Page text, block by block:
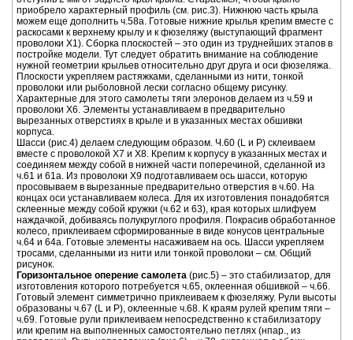
приобрело характерный профиль (см. рис.3). Нижнюю часть крыла
можем еще дополнить ч.58а. Готовые нижние крылья крепим вместе с
раскосами к верхнему крылу и к фюзеляжу (выступающий фрагмент
проволоки Х1). Сборка плоскостей – это один из труднейших этапов в
постройке модели. Тут следует обратить внимание на соблюдение
нужной геометрии крыльев относительно друг друга и оси фюзеляжа.
Плоскости укрепляем растяжками, сделанными из нити, тонкой
проволоки или рыболовной лески согласно общему рисунку.
Характерные для этого самолеты тяги элеронов делаем из ч.59 и
проволоки Х6. Элементы устанавливаем в предварительно
вырезанных отверстиях в крыле и в указанных местах обшивки
корпуса.
Шасси (рис.4) делаем следующим образом. Ч.60 (L и P) склеиваем
вместе с проволокой Х7 и Х8. Крепим к корпусу в указанных местах и
соединяем между собой в нижней части поперечиной, сделанной из
ч.61 и 61а. Из проволоки Х9 подготавливаем ось шасси, которую
просовываем в вырезанные предварительно отверстия в ч.60. На
концах оси устанавливаем колеса. Для их изготовления понадобятся
склеенные между собой кружки (ч.62 и 63), края которых шлифуем
наждачкой, добиваясь полукруглого профиля. Покрасив обработанное
колесо, приклеиваем сформированные в виде конусов центральные
ч.64 и 64а. Готовые элементы насаживаем на ось. Шасси укрепляем
тросами, сделанными из нити или тонкой проволоки – см. Общий
рисунок.
Горизонтальное оперение самолета (рис.5) – это стабилизатор, для
изготовления которого потребуется ч.65, оклеенная обшивкой – ч.66.
Готовый элемент симметрично приклеиваем к фюзеляжу. Рули высоты
образованы ч.67 (L и P), оклеенные ч.68. К краям рулей крепим тяги –
ч.69. Готовые рули приклеиваем непосредственно к стабилизатору
или крепим на выполненных самостоятельно петлях (нпар., из